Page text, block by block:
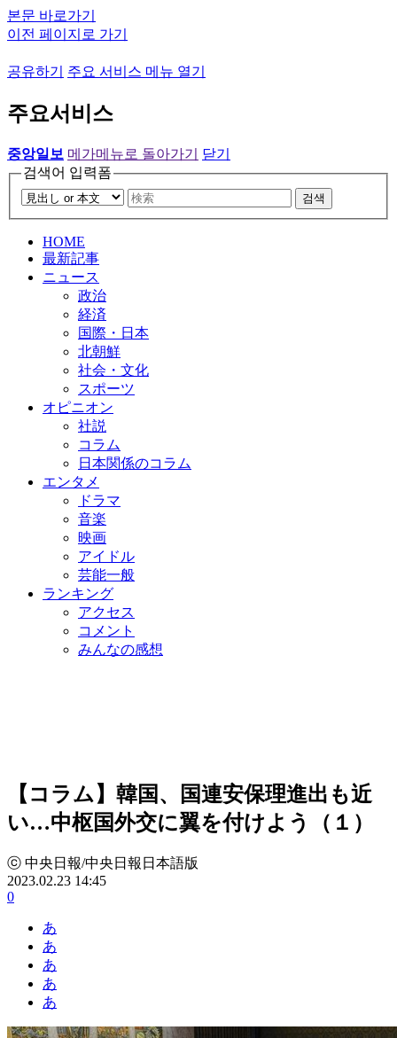
본문 바로가기
이전 페이지로 가기
공유하기 주요 서비스 메뉴 열기
주요서비스
중앙일보 메가메뉴로 돌아가기
닫기
검색어 입력폼
검색
HOME
最新記事
ニュース
政治
経済
国際・日本
北朝鮮
社会・文化
スポーツ
オピニオン
社説
コラム
日本関係のコラム
エンタメ
ドラマ
音楽
映画
アイドル
芸能一般
ランキング
アクセス
コメント
みんなの感想
【コラム】韓国、国連安保理進出も近
い…中枢国外交に翼を付けよう（１）
ⓒ 中央日報/中央日報日本語版
2023.02.23 14:45
0
あ
あ
あ
あ
あ